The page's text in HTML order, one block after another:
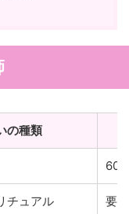
の種類
60
チュアル 要